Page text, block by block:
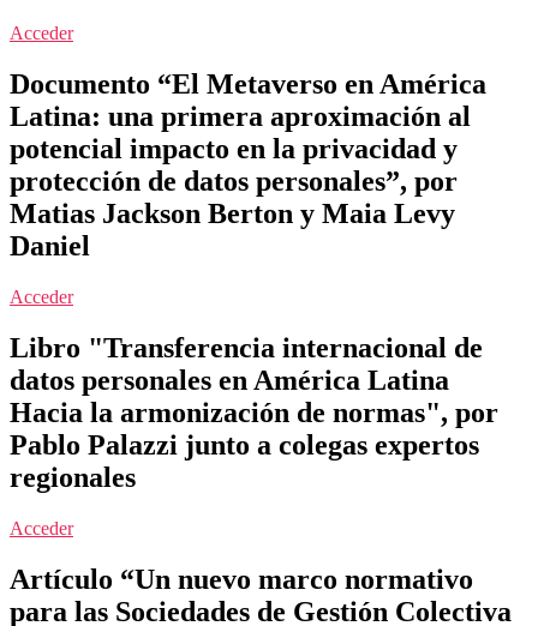
Acceder
Documento “El Metaverso en América
Latina: una primera aproximación al
potencial impacto en la privacidad y
protección de datos personales”, por
Matias Jackson Berton y Maia Levy
Daniel
Acceder
Libro "Transferencia internacional de
datos personales en América Latina
Hacia la armonización de normas", por
Pablo Palazzi junto a colegas expertos
regionales
Acceder
Artículo “Un nuevo marco normativo
para las Sociedades de Gestión Colectiva